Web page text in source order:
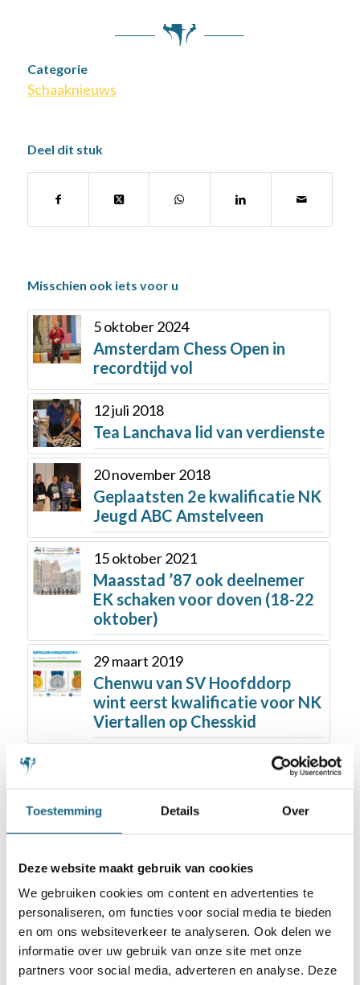
Toestemming Details Over
Deze website maakt gebruik van cookies
We gebruiken cookies om content en advertenties te
personaliseren, om functies voor social media te bieden
en om ons websiteverkeer te analyseren. Ook delen we
informatie over uw gebruik van onze site met onze
partners voor social media, adverteren en analyse. Deze
Categorie
Schaaknieuws
Deel dit stuk
Misschien ook iets voor u
5 oktober 2024
Amsterdam Chess Open in
recordtijd vol
12 juli 2018
Tea Lanchava lid van verdienste
20 november 2018
Geplaatsten 2e kwalificatie NK
Jeugd ABC Amstelveen
15 oktober 2021
Maasstad ’87 ook deelnemer
EK schaken voor doven (18-22
oktober)
29 maart 2019
Chenwu van SV Hoofddorp
wint eerst kwalificatie voor NK
Viertallen op Chesskid
Schaken.nl wordt mede mogelijk gemaakt
door: